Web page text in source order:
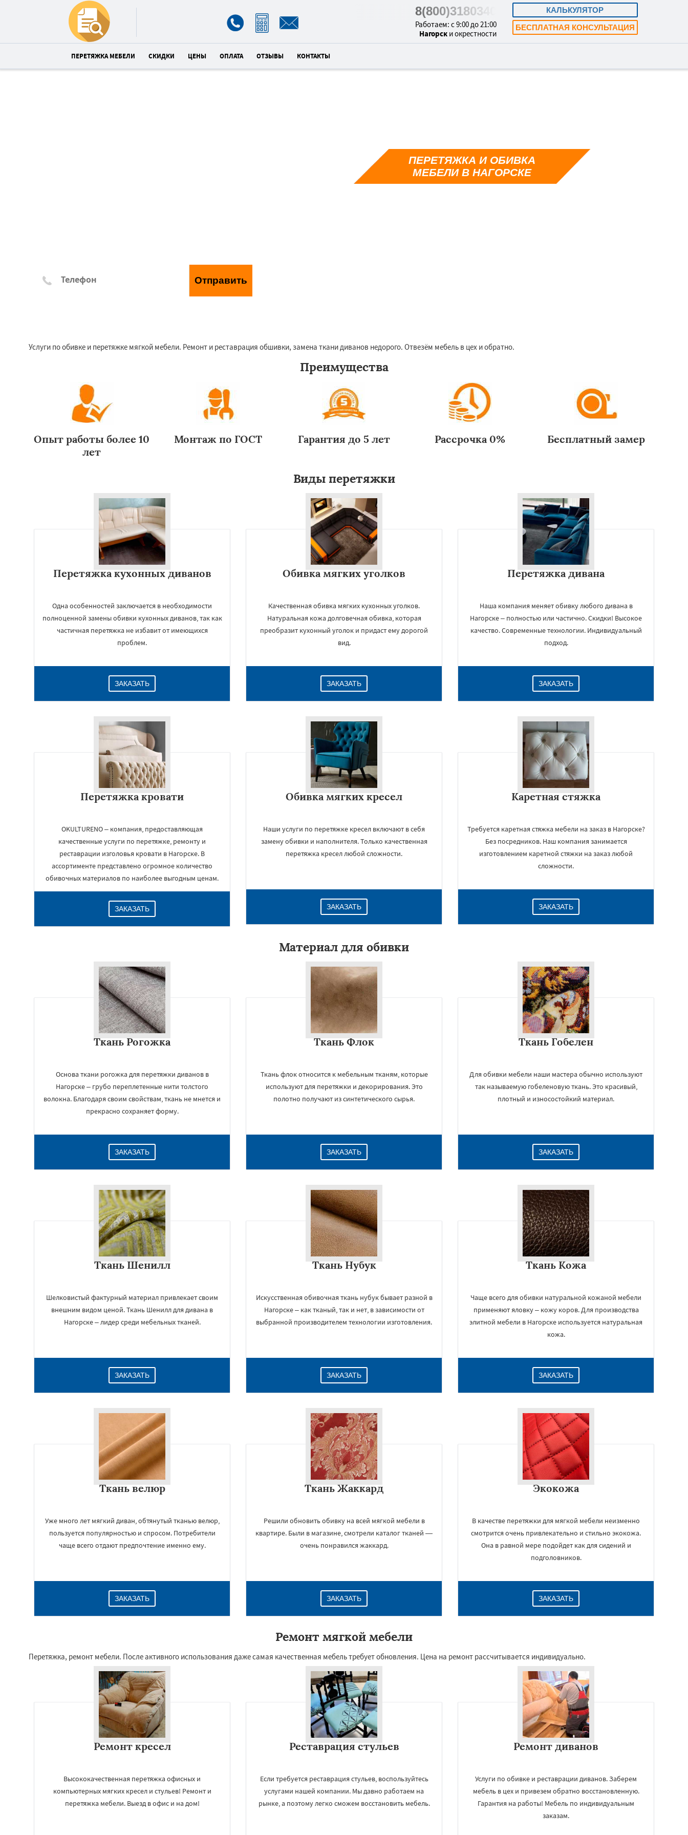
КАЛЬКУЛЯТОР
БЕСПЛАТНАЯ КОНСУЛЬТАЦИЯ
8(800)3180340
Работаем: с 9:00 до 21:00
Нагорск и окрестности
ПЕРЕТЯЖКА МЕБЕЛИ СКИДКИ ЦЕНЫ ОПЛАТА ОТЗЫВЫ КОНТАКТЫ
Отправить
ПЕРЕТЯЖКА И ОБИВКА
МЕБЕЛИ В НАГОРСКЕ
Услуги по обивке и перетяжке мягкой мебели. Ремонт и реставрация обшивки, замена ткани диванов недорого. Отвезём мебель в цех и обратно.
Преимущества
Опыт работы более 10
лет
Монтаж по ГОСТ Гарантия до 5 лет Рассрочка 0% Бесплатный замер
Виды перетяжки
Перетяжка кухонных диванов
Одна особенностей заключается в необходимости
полноценной замены обивки кухонных диванов, так как
частичная перетяжка не избавит от имеющихся
проблем.
ЗАКАЗАТЬ
Обивка мягких уголков
Качественная обивка мягких кухонных уголков.
Натуральная кожа долговечная обивка, которая
преобразит кухонный уголок и придаст ему дорогой
вид.
ЗАКАЗАТЬ
Перетяжка дивана
Наша компания меняет обивку любого дивана в
Нагорске – полностью или частично. Скидки! Высокое
качество. Современные технологии. Индивидуальный
подход.
ЗАКАЗАТЬ
Перетяжка кровати
OKULTURENO – компания, предоставляющая
качественные услуги по перетяжке, ремонту и
реставрации изголовья кровати в Нагорске. В
ассортименте представлено огромное количество
обивочных материалов по наиболее выгодным ценам.
ЗАКАЗАТЬ
Обивка мягких кресел
Наши услуги по перетяжке кресел включают в себя
замену обивки и наполнителя. Только качественная
перетяжка кресел любой сложности.
ЗАКАЗАТЬ
Каретная стяжка
Требуется каретная стяжка мебели на заказ в Нагорске?
Без посредников. Наш компания занимается
изготовлением каретной стяжки на заказ любой
сложности.
ЗАКАЗАТЬ
Материал для обивки
Ткань Рогожка
Основа ткани рогожка для перетяжки диванов в
Нагорске – грубо переплетенные нити толстого
волокна. Благодаря своим свойствам, ткань не мнется и
прекрасно сохраняет форму.
ЗАКАЗАТЬ
Ткань Флок
Ткань флок относится к мебельным тканям, которые
используют для перетяжки и декорирования. Это
полотно получают из синтетического сырья.
ЗАКАЗАТЬ
Ткань Гобелен
Для обивки мебели наши мастера обычно используют
так называемую гобеленовую ткань. Это красивый,
плотный и износостойкий материал.
ЗАКАЗАТЬ
Ткань Шенилл
Шелковистый фактурный материал привлекает своим
внешним видом ценой. Ткань Шенилл для дивана в
Нагорске – лидер среди мебельных тканей.
ЗАКАЗАТЬ
Ткань Нубук
Искусственная обивочная ткань нубук бывает разной в
Нагорске – как тканый, так и нет, в зависимости от
выбранной производителем технологии изготовления.
ЗАКАЗАТЬ
Ткань Кожа
Чаще всего для обивки натуральной кожаной мебели
применяют яловку – кожу коров. Для производства
элитной мебели в Нагорске используется натуральная
кожа.
ЗАКАЗАТЬ
Ткань велюр
Уже много лет мягкий диван, обтянутый тканью велюр,
пользуется популярностью и спросом. Потребители
чаще всего отдают предпочтение именно ему.
ЗАКАЗАТЬ
Ткань Жаккард
Решили обновить обивку на всей мягкой мебели в
квартире. Были в магазине, смотрели каталог тканей —
очень понравился жаккард.
ЗАКАЗАТЬ
Экокожа
В качестве перетяжки для мягкой мебели неизменно
смотрится очень привлекательно и стильно экокожа.
Она в равной мере подойдет как для сидений и
подголовников.
ЗАКАЗАТЬ
Ремонт мягкой мебели
Перетяжка, ремонт мебели. После активного использования даже самая качественная мебель требует обновления. Цена на ремонт рассчитывается индивидуально.
Ремонт кресел
Высококачественная перетяжка офисных и
компьютерных мягких кресел и стульев! Ремонт и
перетяжка мебели. Выезд в офис и на дом!
Реставрация стульев
Если требуется реставрация стульев, воспользуйтесь
услугами нашей компании. Мы давно работаем на
рынке, а поэтому легко сможем восстановить мебель.
Ремонт диванов
Услуги по обивке и реставрации диванов. Заберем
мебель в цех и привезем обратно восстановленную.
Гарантия на работы! Мебель по индивидуальным
заказам.
×
Даю согласие на обработку персональных данных